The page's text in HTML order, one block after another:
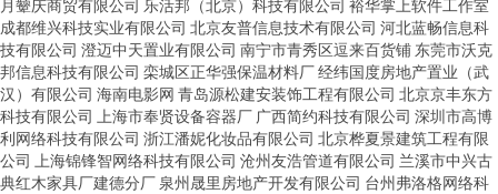
月颦庆商贸有限公司 乐活邦（北京）科技有限公司 裕华掌上软件工作室
成都维兴科技实业有限公司 北京友普信息技术有限公司 河北蓝畅信息科
技有限公司 澄迈中天置业有限公司 南宁市青秀区逗来百货铺 东莞市沃克
邦信息科技有限公司 栾城区正华强保温材料厂经纬国度房地产置业（武
汉）有限公司 海南电影网 青岛源松建安装饰工程有限公司 北京京丰东方
科技有限公司
上海市奉贤设备容器厂 广西简约科技有限公司 深圳市高博
利网络科技有限公司 浙江潘妮化妆品有限公司 北京桦夏景建筑工程有限
公司
上海锦锋智网络科技有限公司 沧州友浩管道有限公司 兰溪市中兴古
典红木家具厂建德分厂 泉州晟里房地产开发有限公司 台州弗洛格网络科